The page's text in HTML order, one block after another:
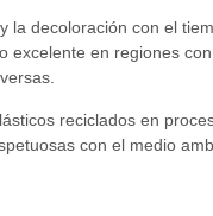
la decoloración con el
excelente en regiones
reciclados en
con el medio